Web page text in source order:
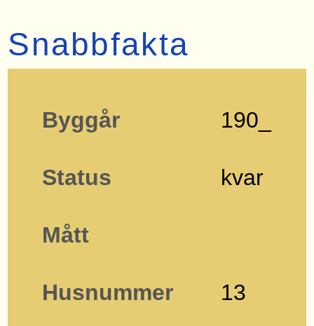
Snabbfakta
Byggår 190_
Status kvar
Mått
Husnummer 13